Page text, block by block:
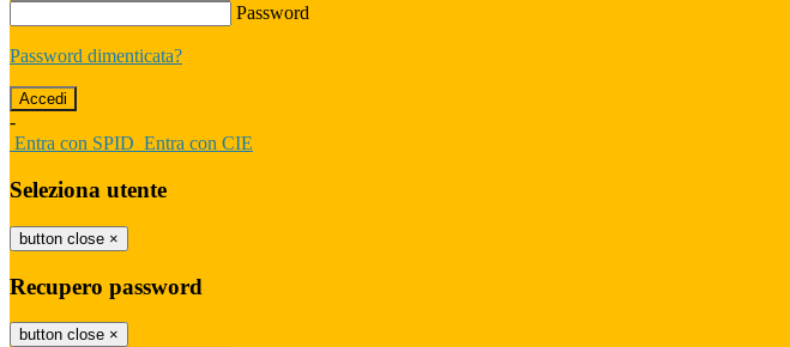
Password
Password dimenticata?
-
Entra con SPID Entra con CIE
Seleziona utente
button close ×
Recupero password
button close ×